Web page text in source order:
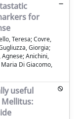
for
Teresa; Covre,
Giorgia;
Agnese; Anichini,
Di Giacomo,
useful